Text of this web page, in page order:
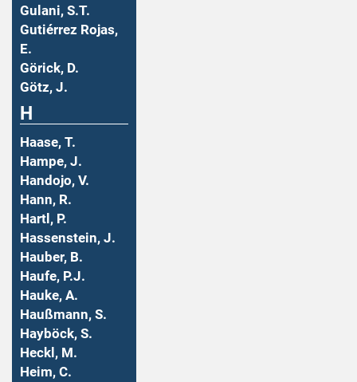
Gulani, S.T.
Gutiérrez Rojas,
E.
Görick, D.
Götz, J.
H
Haase, T.
Hampe, J.
Handojo, V.
Hann, R.
Hartl, P.
Hassenstein, J.
Hauber, B.
Haufe, P.J.
Hauke, A.
Haußmann, S.
Hayböck, S.
Heckl, M.
Heim, C.